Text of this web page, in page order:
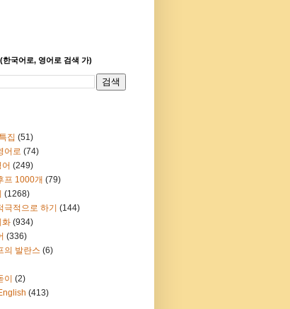
한국어로, 영어로 검색 가)
집 (51)
어로 (74)
어 (249)
프 1000개 (79)
(1268)
극적으로 하기 (144)
화 (934)
(336)
의 발란스 (6)
이 (2)
(413)